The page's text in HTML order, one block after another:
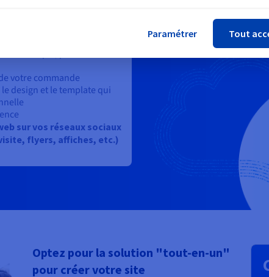
en ligne ?
pour profiter de nos
de votre site
votre commande
design et le template qui
sur vos réseaux sociaux
flyers, affiches, etc.)
Optez pour la solution "tout-en-un"
pour créer votre site
Paramétrer Tout